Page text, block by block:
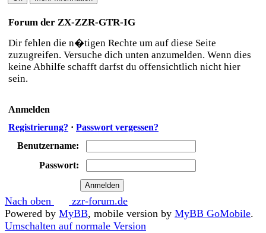
Forum der ZX-ZZR-GTR-IG
Dir fehlen die n�tigen Rechte um auf diese Seite
zuzugreifen. Versuche dich unten anzumelden. Wenn dies
keine Abhilfe schafft darfst du offensichtlich nicht hier
sein.
Anmelden
Registrierung? · Passwort vergessen?
Benutzername:
Passwort:
Nach oben
zzr-forum.de
Powered by MyBB, mobile version by MyBB GoMobile.
Umschalten auf normale Version